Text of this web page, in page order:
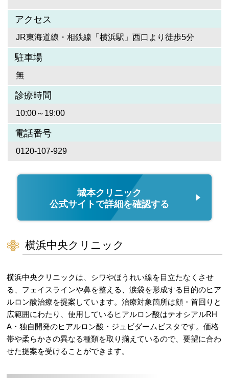
アクセス
JR東海道線・相鉄線「横浜駅」西口より徒歩5分
駐車場
無
診療時間
10:00～19:00
電話番号
0120-107-929
城本クリニック
公式サイトで詳細を確認する
横浜中央クリニック
横浜中央クリニックは、シワやほうれい線を目立たなくさせ
る、フェイスラインや鼻を整える、涙袋を形成する目的のヒア
ルロン酸治療を提案しています。治療対象箇所は顔・首回りと
広範囲にわたり、使用しているヒアルロン酸はテオシアルRH
A・独自開発のヒアルロン酸・ジュビダームビスタです。価格
帯や柔らかさの異なる種類を取り揃えているので、要望に合わ
せた提案を受けることができます。